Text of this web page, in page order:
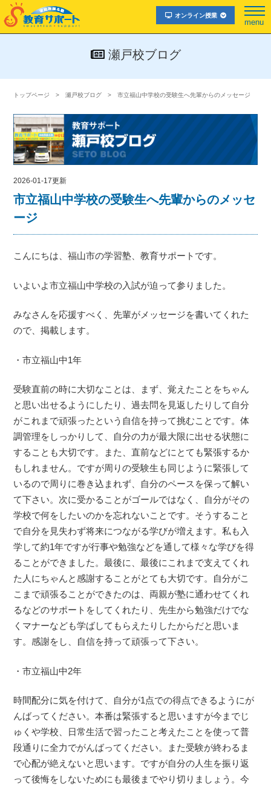
オンライン授業
menu
瀬戸校ブログ
トップページ 瀬戸校ブログ 市立福山中学校の受験生へ先輩からのメッセージ
2026-01-17更新
市立福山中学校の受験生へ先輩からのメッセ
ージ
こんにちは、福山市の学習塾、教育サポートです。
いよいよ市立福山中学校の入試が迫って参りました。
みなさんを応援すべく、先輩がメッセージを書いてくれた
ので、掲載します。
・市立福山中1年
受験直前の時に大切なことは、まず、覚えたことをちゃん
と思い出せるようにしたり、過去問を見返したりして自分
がこれまで頑張ったという自信を持って挑むことです。体
調管理をしっかりして、自分の力が最大限に出せる状態に
することも大切です。また、直前などにとても緊張するか
もしれません。ですが周りの受験生も同じように緊張して
いるので周りに巻き込まれず、自分のペースを保って解い
て下さい。次に受かることがゴールではなく、自分がその
学校で何をしたいのかを忘れないことです。そうすること
で自分を見失わず将来につながる学びが増えます。私も入
学して約1年ですが行事や勉強などを通して様々な学びを得
ることができました。最後に、最後にこれまで支えてくれ
た人にちゃんと感謝することがとても大切です。自分がこ
こまで頑張ることができたのは、両親が塾に通わせてくれ
るなどのサポートをしてくれたり、先生から勉強だけでな
くマナーなども学ばしてもらえたりしたからだと思いま
す。感謝をし、自信を持って頑張って下さい。
・市立福山中2年
時間配分に気を付けて、自分が1点での得点できるようにが
んばってください。本番は緊張すると思いますが今までじ
ゅくや学校、日常生活で習ったこと考えたことを使って普
段通りに全力でがんばってください。また受験が終わるま
で心配が絶えないと思います。ですが自分の人生を振り返
って後悔をしないためにも最後までやり切りましょう。今